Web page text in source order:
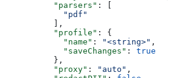
          "parsers"
: [
            "pdf"
          ],
          "profile"
: {
            "name"
: "<string>" ,
            "saveChanges"
: true
          },
          "proxy"
: "auto" ,